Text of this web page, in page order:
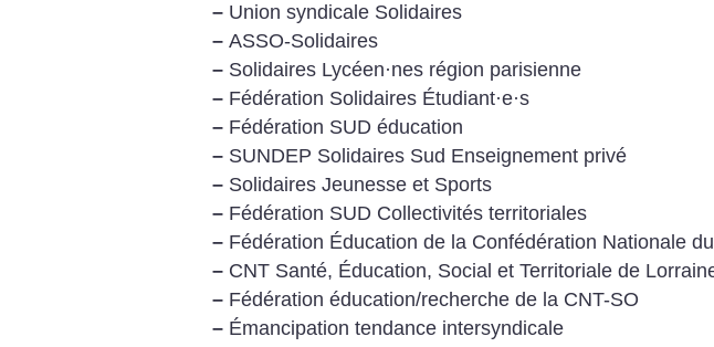
– Union syndicale Solidaires
– ASSO-Solidaires
– Solidaires Lycéen·nes région parisienne
– Fédération Solidaires Étudiant·e·s
– Fédération SUD éducation
– SUNDEP Solidaires Sud Enseignement privé
– Solidaires Jeunesse et Sports
– Fédération SUD Collectivités territoriales
– Fédération Éducation de la Confédération Nationale du
– CNT Santé, Éducation, Social et Territoriale de
– Fédération éducation/recherche de la CNT-SO
– Émancipation tendance intersyndicale